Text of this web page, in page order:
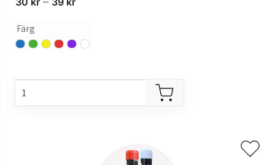
39 kr
Färg
blågröngulrödviolett
vit